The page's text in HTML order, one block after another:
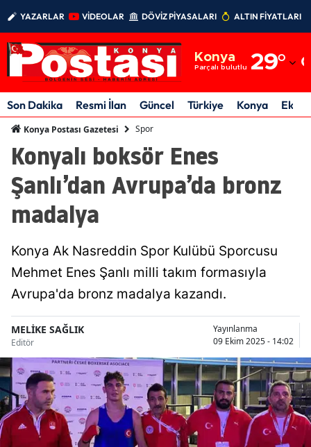
YAZARLAR VİDEOLAR DÖVİZ PİYASALARI ALTIN FİYATLARI
Konya
Parçalı bulutlu 29°
Adıyaman
Afyonkarahisar
Amasya
Ankara
Aydın
Balıkesir
Bilecik
Bingöl
Bitlis
Bolu
Burdur
Son Dakika Resmi İlan Güncel Türkiye Konya
Konya Postası Gazetesi Spor
Konyalı boksör Enes
Şanlı’dan Avrupa’da bronz
madalya
Konya Ak Nasreddin Spor Kulübü Sporcusu
Mehmet Enes Şanlı milli takım formasıyla
Avrupa'da bronz madalya kazandı.
MELİKE SAĞLIK
Editör
Yayınlanma
09 Ekim 2025 - 14:02